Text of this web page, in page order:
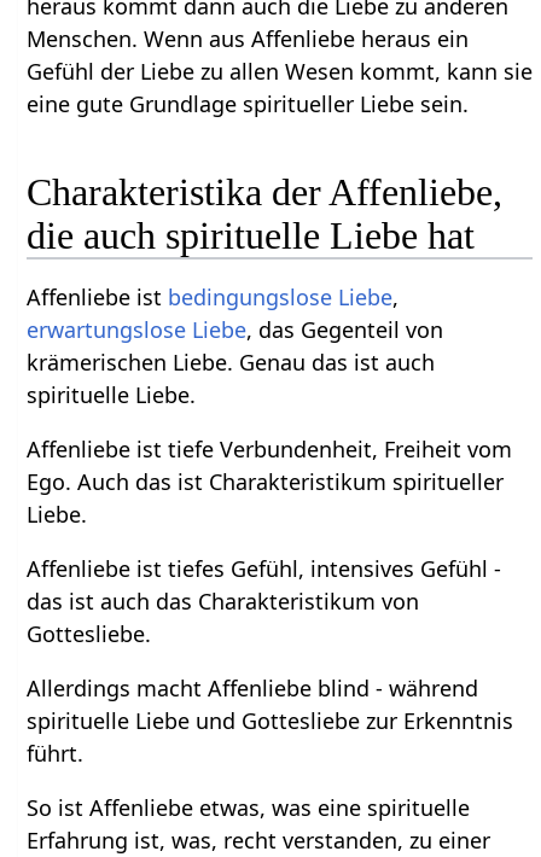
heraus kommt dann auch die Liebe zu anderen
Menschen. Wenn aus Affenliebe heraus ein
Gefühl der Liebe zu allen Wesen kommt, kann sie
eine gute Grundlage spiritueller Liebe sein.
Charakteristika der Affenliebe,
die auch spirituelle Liebe hat
Affenliebe ist bedingungslose Liebe,
erwartungslose Liebe, das Gegenteil von
krämerischen Liebe. Genau das ist auch
spirituelle Liebe.
Affenliebe ist tiefe Verbundenheit, Freiheit vom
Ego. Auch das ist Charakteristikum spiritueller
Liebe.
Affenliebe ist tiefes Gefühl, intensives Gefühl -
das ist auch das Charakteristikum von
Gottesliebe.
Allerdings macht Affenliebe blind - während
spirituelle Liebe und Gottesliebe zur Erkenntnis
führt.
So ist Affenliebe etwas, was eine spirituelle
Erfahrung ist, was, recht verstanden, zu einer